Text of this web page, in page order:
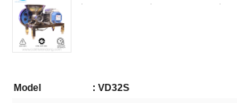
Model
: VD32S